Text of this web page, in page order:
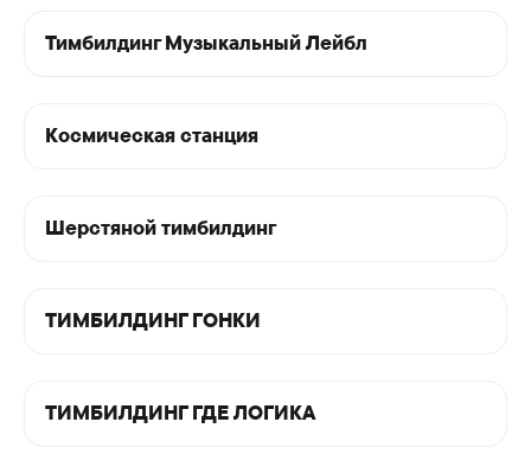
Тимбилдинг Музыкальный Лейбл
Космическая станция
Шерстяной тимбилдинг
ТИМБИЛДИНГ ГОНКИ
ТИМБИЛДИНГ ГДЕ ЛОГИКА
Тимбилдинг